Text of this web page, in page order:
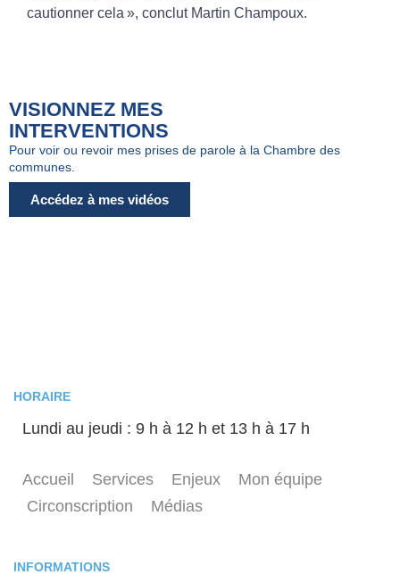
cautionner cela », conclut Martin Champoux.
VISIONNEZ MES
INTERVENTIONS
Pour voir ou revoir mes prises de parole à la Chambre des
communes.
Accédez à mes vidéos
INFORMATIONS
HORAIRE
Lundi au jeudi : 9 h à 12 h et 13 h à 17 h
Accueil Services Enjeux
Mon équipe
Circonscription
Médias